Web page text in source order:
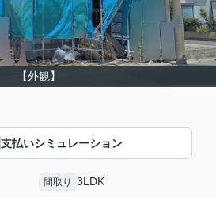
【外観】
支払いシミュレーション
間取り 3LDK